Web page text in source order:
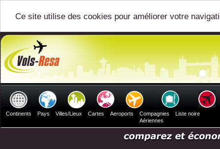
Ce site utilise des cookies pour améliorer votre
Continents Pays Villes/Lieux Cartes Aeroports
Compagnies
Aériennes
Liste noire